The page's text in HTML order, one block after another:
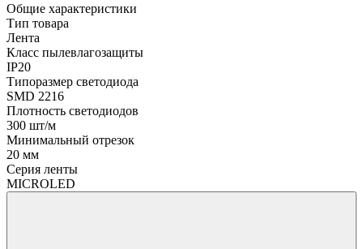
Общие характеристики
Тип товара
Лента
Класс пылевлагозащиты
IP20
Типоразмер светодиода
SMD 2216
Плотность светодиодов
300 шт/м
Минимальный отрезок
20 мм
Серия ленты
MICROLED